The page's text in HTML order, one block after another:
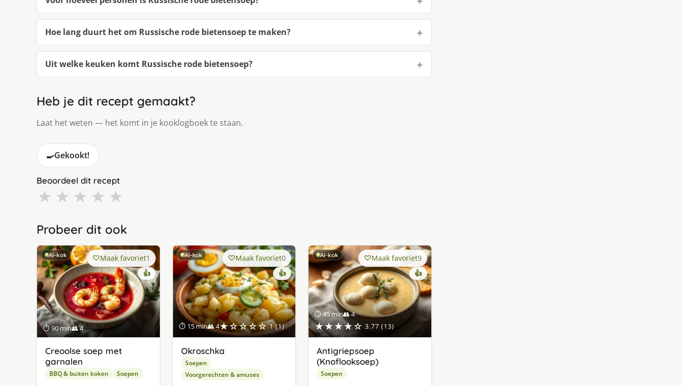
Hoe lang duurt het om Russische rode bietensoep te maken?
Uit welke keuken komt Russische rode bietensoep?
Heb je dit recept gemaakt?
Laat het weten — het komt in je kooklogboek te staan.
🍳Gekookt!
Beoordeel dit recept
★ ★ ★ ★ ★
Probeer dit ook
AI-kok
⏱ 90 min👥 4
Maak favoriet1
👍
Creoolse soep met
garnalen
BBQ & buiten koken Soepen
AI-kok
⏱ 15 min👥 4★☆☆☆☆ 1 (1)
Maak favoriet0
👍
Okroschka
Soepen
Voorgerechten & amuses
AI-kok
⏱ 45 min👥 4
★★★★☆ 3.77 (13)
Maak favoriet9
👍
Antigriepsoep
(Knoflooksoep)
Soepen